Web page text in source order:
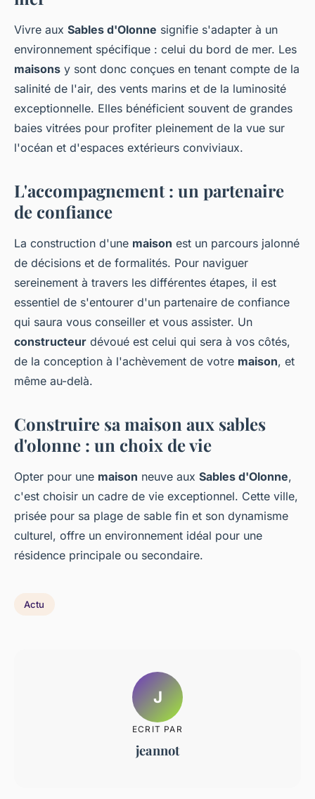
Vivre aux Sables d'Olonne signifie s'adapter à un
environnement spécifique : celui du bord de mer. Les
maisons y sont donc conçues en tenant compte de la
salinité de l'air, des vents marins et de la luminosité
exceptionnelle. Elles bénéficient souvent de grandes
baies vitrées pour profiter pleinement de la vue sur
l'océan et d'espaces extérieurs conviviaux.
L'accompagnement : un partenaire
de confiance
La construction d'une maison est un parcours jalonné
de décisions et de formalités. Pour naviguer
sereinement à travers les différentes étapes, il est
essentiel de s'entourer d'un partenaire de confiance
qui saura vous conseiller et vous assister. Un
constructeur dévoué est celui qui sera à vos côtés,
de la conception à l'achèvement de votre maison, et
même au-delà.
Construire sa maison aux sables
d'olonne : un choix de vie
Opter pour une maison neuve aux Sables d'Olonne,
c'est choisir un cadre de vie exceptionnel. Cette ville,
prisée pour sa plage de sable fin et son dynamisme
culturel, offre un environnement idéal pour une
résidence principale ou secondaire.
Actu
J
ECRIT PAR
jeannot